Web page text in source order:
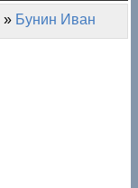
» Бунин Иван